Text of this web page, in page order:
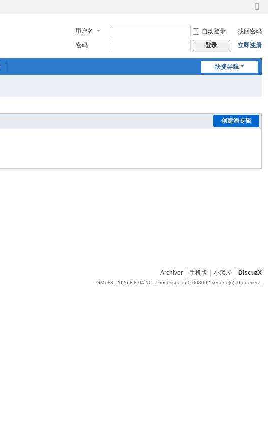
切
到
窄
用户名 自动登录
找回密码
密码
登录 立即注册
快捷导航
创建淘专辑
Archiver 手机版 小黑屋 DiscuzX
GMT+8, 2026-8-8 04:10 , Processed in 0.008092 second(s), 9 queries .